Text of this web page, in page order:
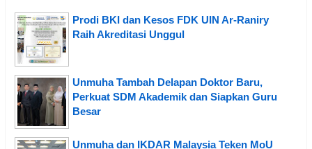
Prodi BKI dan Kesos FDK UIN Ar-Raniry
Raih Akreditasi Unggul
Unmuha Tambah Delapan Doktor Baru,
Perkuat SDM Akademik dan Siapkan Guru
Besar
Unmuha dan IKDAR Malaysia Teken MoU